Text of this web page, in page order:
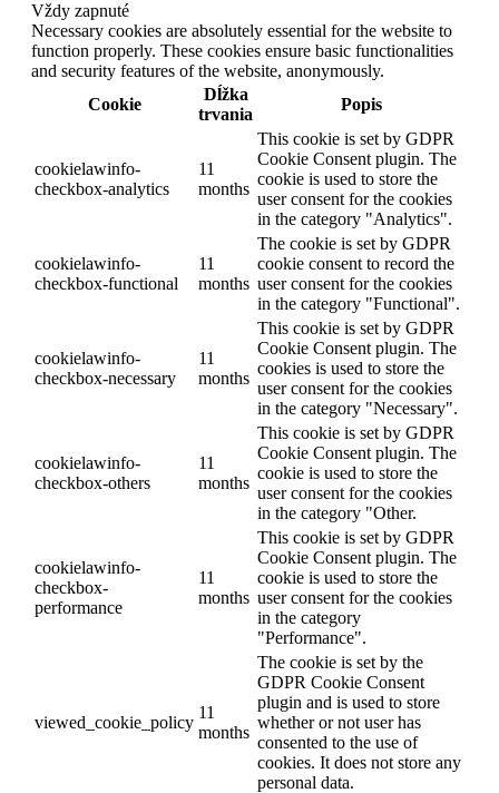
Vždy zapnuté
Necessary cookies are absolutely essential for the website to
function properly. These cookies ensure basic functionalities
and security features of the website, anonymously.
Cookie
Dĺžka
trvania
Popis
cookielawinfo-
checkbox-analytics
11
months
This cookie is set by GDPR
Cookie Consent plugin. The
cookie is used to store the
user consent for the cookies
in the category "Analytics".
cookielawinfo-
checkbox-functional
11
months
The cookie is set by GDPR
cookie consent to record the
user consent for the cookies
in the category "Functional".
cookielawinfo-
checkbox-necessary
11
months
This cookie is set by GDPR
Cookie Consent plugin. The
cookies is used to store the
user consent for the cookies
in the category "Necessary".
cookielawinfo-
checkbox-others
11
months
This cookie is set by GDPR
Cookie Consent plugin. The
cookie is used to store the
user consent for the cookies
in the category "Other.
cookielawinfo-
checkbox-
performance
11
months
This cookie is set by GDPR
Cookie Consent plugin. The
cookie is used to store the
user consent for the cookies
in the category
"Performance".
viewed_cookie_policy
11
months
The cookie is set by the
GDPR Cookie Consent
plugin and is used to store
whether or not user has
consented to the use of
cookies. It does not store any
personal data.